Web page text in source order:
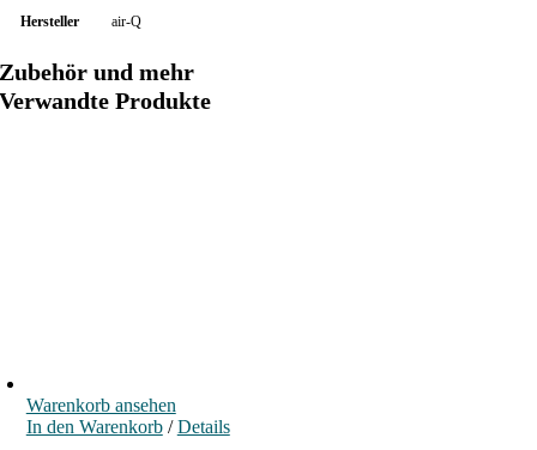
Hersteller air-Q
Zubehör und mehr
Verwandte Produkte
Warenkorb ansehen
In den Warenkorb / Details